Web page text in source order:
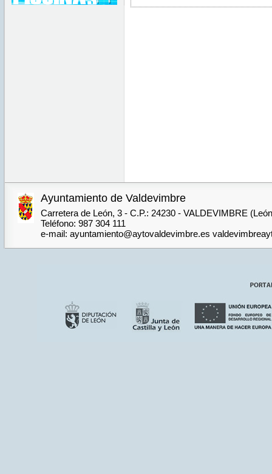
Ayuntamiento de Valdevimbre
Carretera de León, 3 - C.P.: 24230 - VALDEVIMBRE
Teléfono: 987 304 111
e-mail: ayuntamiento@aytovaldevimbre.es